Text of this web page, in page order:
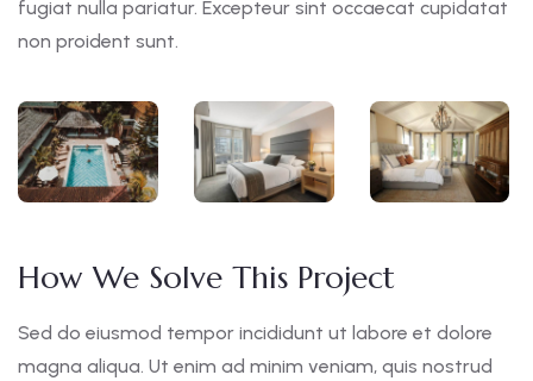
fugiat nulla pariatur. Excepteur sint occaecat cupidatat
non proident sunt.
How We Solve This Project
Sed do eiusmod tempor incididunt ut labore et dolore
magna aliqua. Ut enim ad minim veniam, quis nostrud